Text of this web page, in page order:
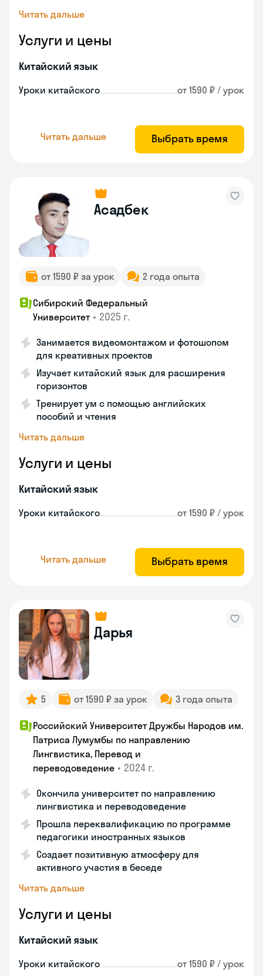
Читать дальше
Услуги и цены
Китайский язык
Уроки китайского от 1590 ₽ / урок
Читать дальше Выбрать время
Асадбек
от 1590 ₽ за урок 2 года опыта
Сибирский Федеральный
Университет • 2025 г.
Занимается видеомонтажом и фотошопом
для креативных проектов
Изучает китайский язык для расширения
горизонтов
Тренирует ум с помощью английских
пособий и чтения
Читать дальше
Услуги и цены
Китайский язык
Уроки китайского от 1590 ₽ / урок
Читать дальше Выбрать время
Дарья
5 от 1590 ₽ за урок 3 года опыта
Российский Университет Дружбы Народов им.
Патриса Лумумбы по направлению
Лингвистика, Перевод и
переводоведение • 2024 г.
Окончила университет по направлению
лингвистика и переводоведение
Прошла переквалификацию по программе
педагогики иностранных языков
Создает позитивную атмосферу для
активного участия в беседе
Читать дальше
Услуги и цены
Китайский язык
Уроки китайского от 1590 ₽ / урок